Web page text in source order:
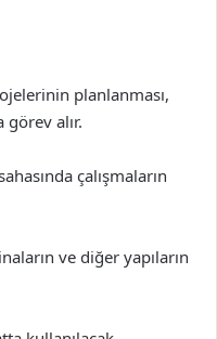
planlanması,
alır.
çalışmaların
ve diğer yapıların